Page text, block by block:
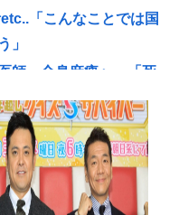
「こんなことでは国
」
師、全身麻痺へ…「死
成績、流石に擁護でき
った奴、怖いwww
抜かれる。アカンゴミ